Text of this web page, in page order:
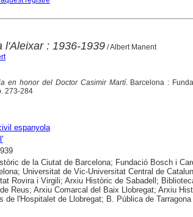
l'Aleixar : 1936-1939/ Albert Manent
en honor del Doctor Casimir Martí. Barcelona :
273-284
espanyola
de la Ciutat de Barcelona; Fundació Bosch i
Universitat de Vic-Universitat Central de
Rovira i Virgili; Arxiu Històric de Sabadell;
Reus; Arxiu Comarcal del Baix Llobregat; Arxiu
de l'Hospitalet de Llobregat; B. Pública de Tarragona